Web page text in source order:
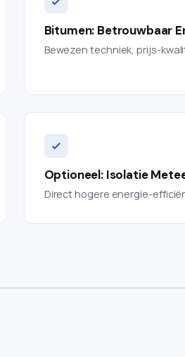
Bitumen: Betrouwbaar
Bewezen techniek, prijs-
Optioneel: Isolatie
Direct hogere energie-